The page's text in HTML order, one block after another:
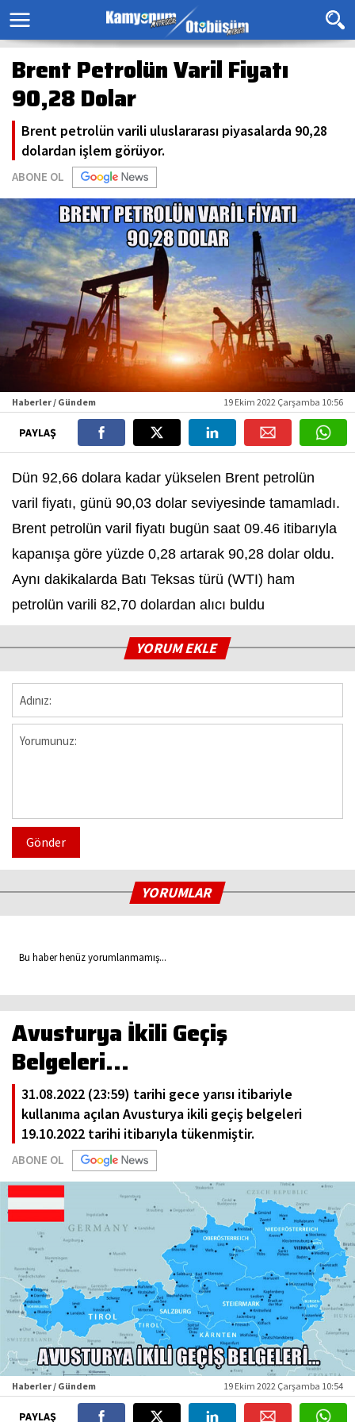
Brent Petrolün Varil Fiyatı
90,28 Dolar
Brent petrolün varili uluslararası piyasalarda 90,28
dolardan işlem görüyor.
ABONE OL
Haberler / Gündem 19 Ekim 2022 Çarşamba 10:56
PAYLAŞ
Dün 92,66 dolara kadar yükselen Brent petrolün
varil fiyatı, günü 90,03 dolar seviyesinde tamamladı.
Brent petrolün varil fiyatı bugün saat 09.46 itibarıyla
kapanışa göre yüzde 0,28 artarak 90,28 dolar oldu.
Aynı dakikalarda Batı Teksas türü (WTI) ham
petrolün varili 82,70 dolardan alıcı buldu
YORUM EKLE
Gönder
YORUMLAR
Bu haber henüz yorumlanmamış...
Avusturya İkili Geçiş
Belgeleri…
31.08.2022 (23:59) tarihi gece yarısı itibariyle
kullanıma açılan Avusturya ikili geçiş belgeleri
19.10.2022 tarihi itibarıyla tükenmiştir.
ABONE OL
Haberler / Gündem 19 Ekim 2022 Çarşamba 10:54
PAYLAŞ